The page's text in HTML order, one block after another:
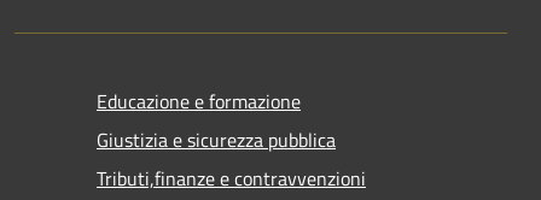
Educazione e formazione
Giustizia e sicurezza pubblica
Tributi,finanze e contravvenzioni